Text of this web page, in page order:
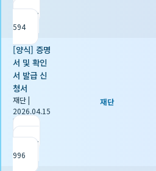
조회
594
[양식] 증명
서 및 확인
서 발급 신
청서
재단|
2026.04.15
|
조회
996
재단